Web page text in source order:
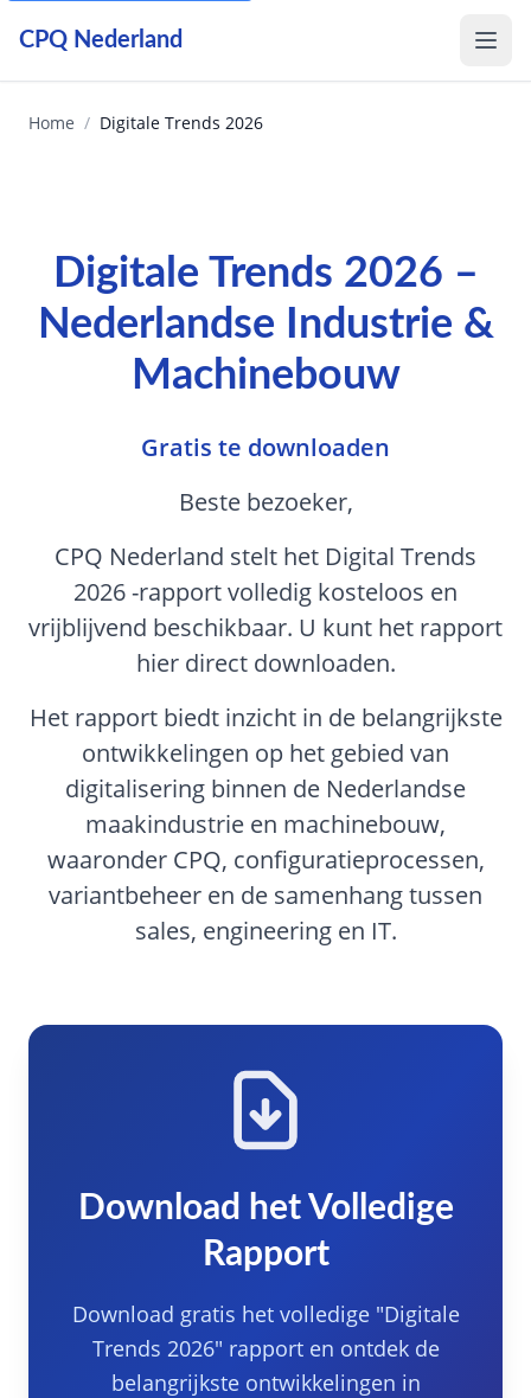
CPQ Nederland
Home / Digitale Trends 2026
Digitale Trends 2026 –
Nederlandse Industrie &
Machinebouw
2026-01-01
2026-06-26
Gratis te downloaden
Beste bezoeker,
CPQ Nederland stelt het Digital Trends
2026 -rapport volledig kosteloos en
vrijblijvend beschikbaar. U kunt het rapport
hier direct downloaden.
Het rapport biedt inzicht in de belangrijkste
ontwikkelingen op het gebied van
digitalisering binnen de Nederlandse
maakindustrie en machinebouw,
waaronder CPQ, configuratieprocessen,
variantbeheer en de samenhang tussen
sales, engineering en IT.
Download het Volledige
Rapport
Download gratis het volledige "Digitale
Trends 2026" rapport en ontdek de
belangrijkste ontwikkelingen in